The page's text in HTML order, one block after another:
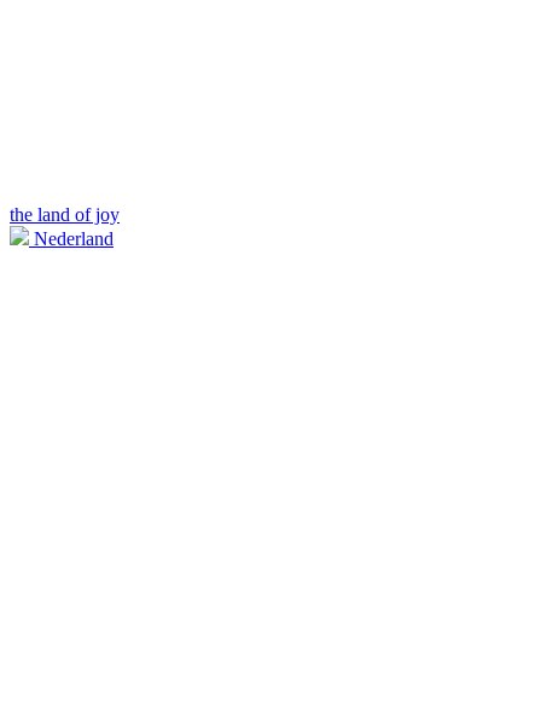
the land of joy
Nederland